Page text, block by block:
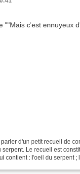
d'un petit recueil de
Le recueil est
contient : l'oeil du serpent ;